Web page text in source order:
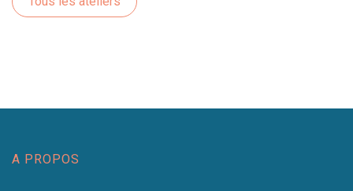
A PROPOS